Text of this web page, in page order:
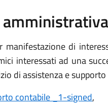
amministrativa
manifestazione di
interessati ad una
di assistenza e
contabile _1-signed,